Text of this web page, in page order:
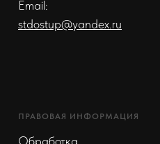
Email:
stdostup@yandex.ru
ПРАВОВАЯ ИНФОРМАЦИЯ
Обработка